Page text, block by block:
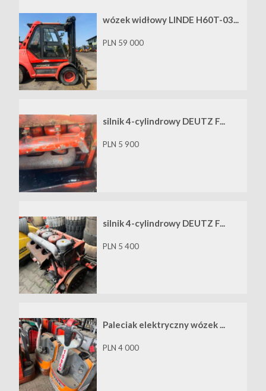
wózek widłowy LINDE H60T-03...
PLN 59 000
silnik 4-cylindrowy DEUTZ F...
PLN 5 900
silnik 4-cylindrowy DEUTZ F...
PLN 5 400
Paleciak elektryczny wózek ...
PLN 4 000